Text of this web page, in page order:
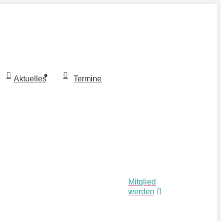
Aktuelles Termine
Mitglied
werden